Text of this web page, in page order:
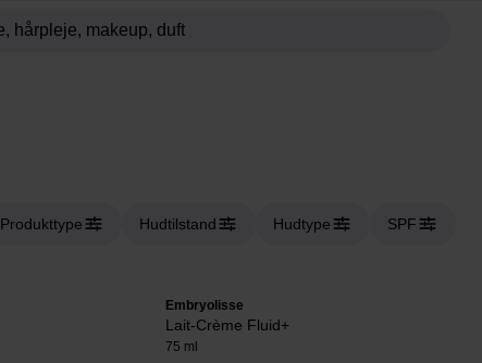
Produkttype Hudtilstand Hudtype SPF
Embryolisse
Lait-Crème Fluid+
75 ml